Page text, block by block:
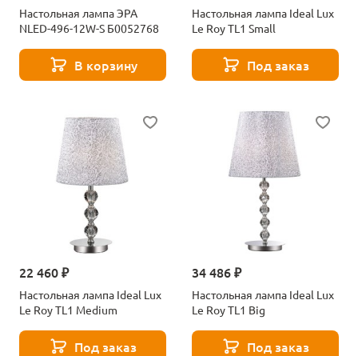
Настольная лампа ЭРА
NLED-496-12W-S Б0052768
В корзину
Настольная лампа Ideal Lux
Le Roy TL1 Small
Под заказ
22 460 ₽
Настольная лампа Ideal Lux
Le Roy TL1 Medium
Под заказ
34 486 ₽
Настольная лампа Ideal Lux
Le Roy TL1 Big
Под заказ